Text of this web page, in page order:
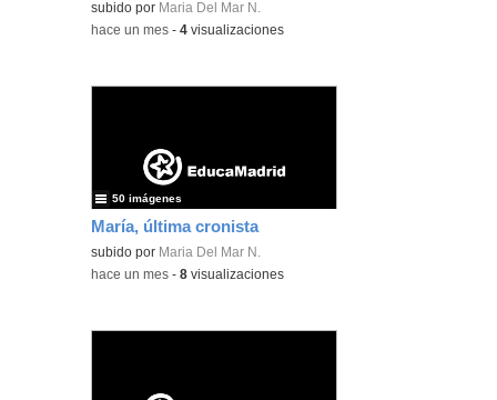
subido por Maria Del Mar N.
-hace un mes -4 visualizaciones
María, última cronista
subido por Maria Del Mar N.
50 imágenes
-hace un mes -8 visualizaciones